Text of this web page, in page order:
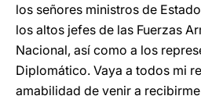
los señores ministros de
los altos jefes de las Fuerzas
Nacional, así como a los
Diplomático. Vaya a todos mi
amabilidad de venir a